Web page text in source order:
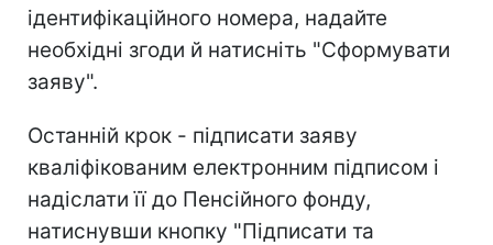
ідентифікаційного номера, надайте
необхідні згоди й натисніть "Сформувати
заяву".
Останній крок - підписати заяву
кваліфікованим електронним підписом і
надіслати її до Пенсійного фонду,
натиснувши кнопку "Підписати та